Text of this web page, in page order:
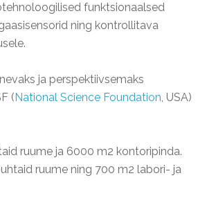
funktsionaalsed
ning kontrollitava
ja perspektiivsemaks
(National Science Foundation, USA)
ruume ja 6000 m2 kontoripinda.
ruume ning 700 m2 labori- ja